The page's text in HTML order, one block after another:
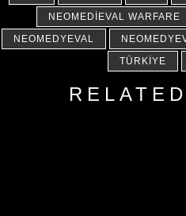
NEOMEDIEVAL WARFARE
NEOMEDYEVAL
TÜRKIYE